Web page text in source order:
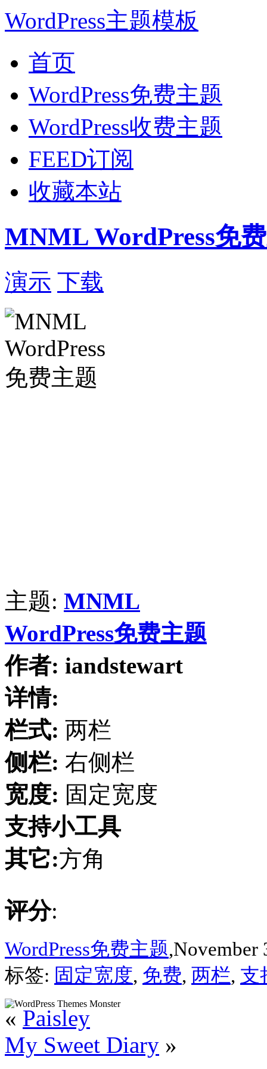
WordPress主题模板
首页
WordPress免费主题
WordPress收费主题
FEED订阅
收藏本站
MNML WordPress免
演示 下载
主题: MNML
WordPress免费主题
作者: iandstewart
详情:
栏式: 两栏
侧栏: 右侧栏
宽度: 固定宽度
支持小工具
其它:方角
评分:
WordPress免费主题,November
标签: 固定宽度, 免费, 两栏, 支
« Paisley
My Sweet Diary »